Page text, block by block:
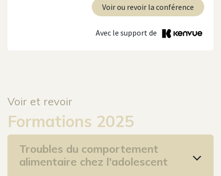
Voir ou revoir la conférence
Avec le support de
Voir et revoir
Formations 2025
Troubles du comportement
alimentaire chez l'adolescent​